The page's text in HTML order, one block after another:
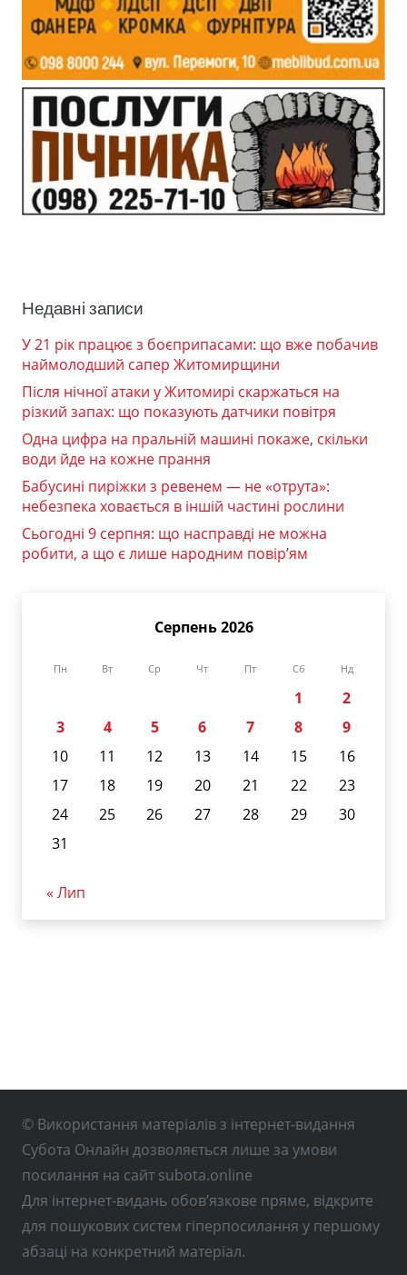
Недавні записи
У 21 рік працює з боєприпасами: що вже побачив
наймолодший сапер Житомирщини
Після нічної атаки у Житомирі скаржаться на
різкий запах: що показують датчики повітря
Одна цифра на пральній машині покаже, скільки
води йде на кожне прання
Бабусині пиріжки з ревенем — не «отрута»:
небезпека ховається в іншій частині рослини
Сьогодні 9 серпня: що насправді не можна
робити, а що є лише народним повір’ям
Серпень 2026
Пн Вт Ср Чт Пт Сб Нд
1
2
3
4 5 6 7 8
9
10
11 12 13 14 15
16
17
18 19 20 21 22
23
24
25 26 27 28 29
30
31
« Лип
© Використання матеріалів з інтернет-видання
Субота Онлайн дозволяється лише за умови
посилання на сайт subota.online
Для інтернет-видань обов’язкове пряме, відкрите
для пошукових систем гіперпосилання у першому
абзаці на конкретний матеріал.